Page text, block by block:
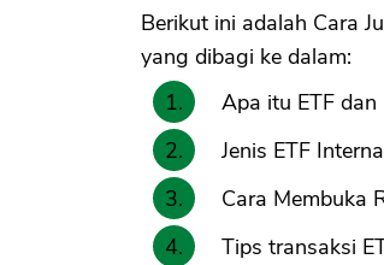
Berikut ini adalah Cara
yang dibagi ke dalam:
Apa itu ETF
Jenis ETF
Cara Membuka
Tips transaksi